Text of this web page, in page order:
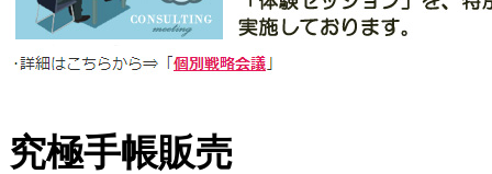
究極手帳販売